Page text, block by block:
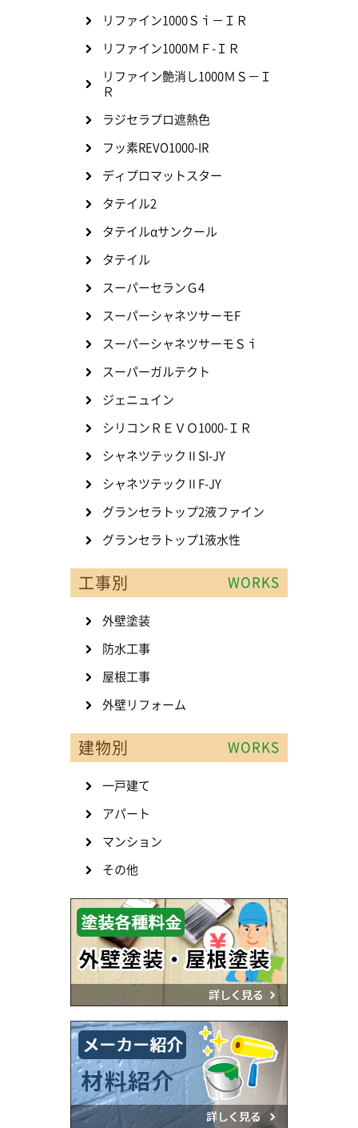
リファイン1000Ｓｉ－ＩＲ
リファイン1000ＭＦ-ＩＲ
リファイン艶消し1000ＭＳ－Ｉ
Ｒ
ラジセラプロ遮熱色
フッ素REVO1000-IR
ディプロマットスター
タテイル2
タテイルαサンクール
タテイル
スーパーセランＧ4
スーパーシャネツサーモF
スーパーシャネツサーモＳｉ
スーパーガルテクト
ジェニュイン
シリコンＲＥＶＯ1000-ＩＲ
シャネツテックⅡSI-JY
シャネツテックⅡF-JY
グランセラトップ2液ファイン
グランセラトップ1液水性
工事別 WORKS
外壁塗装
防水工事
屋根工事
外壁リフォーム
建物別 WORKS
一戸建て
アパート
マンション
その他